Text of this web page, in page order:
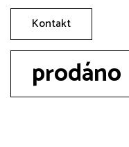
Kontakt
prodáno